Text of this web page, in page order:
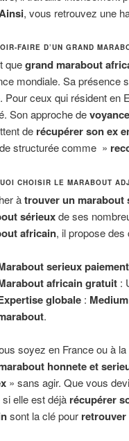
, vous retrouvez une
FAIRE D’UN GRAND
quegrand marabout
mondiale. Sa présence
Pour ceux qui résident en
Son approche de
de récupérer son ex
structurée comme »
CHOISIR LE MARABOUT
àtrouver un marabout
sérieuxde ses
africain, il propose des
serieux
africain gratuit:
globale:
.
soyez en France ou à la
honnete et
» sans agir. Que vous
elle est déjà récupérer
sont la clé pour retrouver